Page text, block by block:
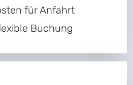
für Anfahrt
Buchung